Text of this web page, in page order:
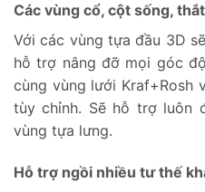
Các vùng cổ, cột sống,
Với các vùng tựa đầu 3D
hỗ trợ nâng đỡ mọi góc
cùng vùng lưới Kraf+Rosh
tùy chỉnh. Sẽ hỗ trợ luôn
vùng tựa lưng.
Hỗ trợ ngồi nhiều tư thế